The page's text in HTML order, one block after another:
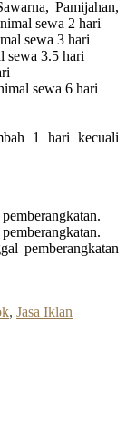
Pamijahan,
sewa 2 hari
sewa 3 hari
sewa 3.5 hari
sewa 6 hari
1 hari kecuali
pemberangkatan
, Jasa Iklan